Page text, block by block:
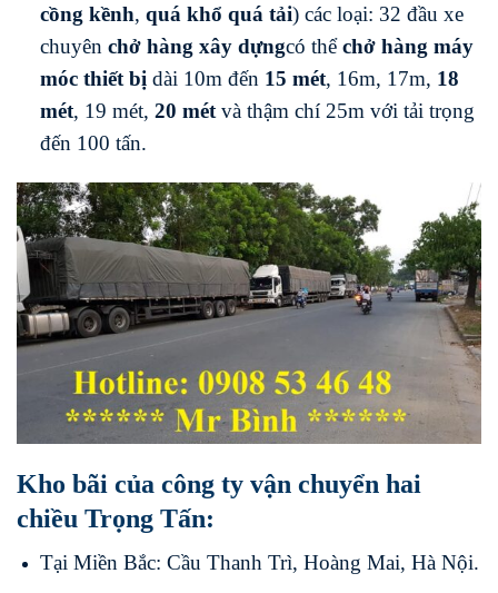
cồng kềnh, quá khổ quá tải) các loại: 32 đầu xe
chuyên chở hàng xây dựngcó thểchở hàng máy
móc thiết bị dài 10m đến 15 mét, 16m, 17m, 18
mét, 19 mét, 20 métvà thậm chí 25m với tải trọng
đến 100 tấn.
Kho bãi của công ty vận chuyển hai
chiều Trọng Tấn:
Tại Miền Bắc: Cầu Thanh Trì, Hoàng Mai, Hà Nội.